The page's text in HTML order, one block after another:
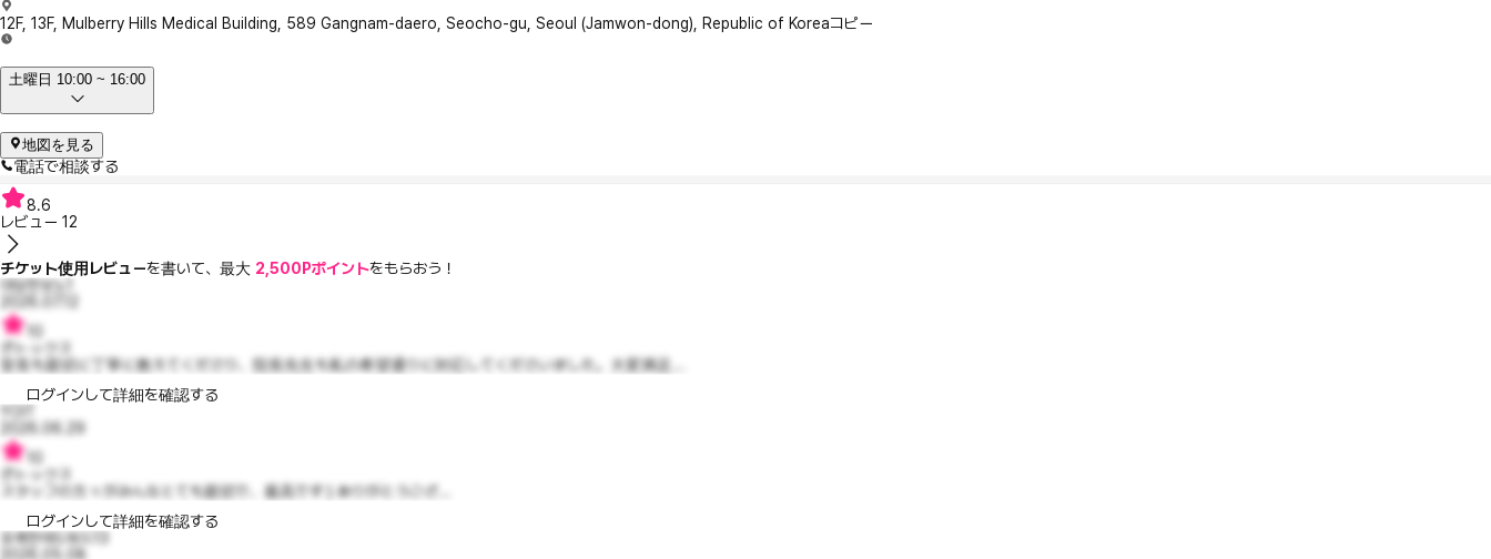
12F, 13F, Mulberry Hills Medical Building, 589 Gangnam-daero, Seocho-gu, Seoul (Jamwon-dong), Republic of Koreaコピー
土曜日 10:00 ~ 16:00
地図を見る
電話で相談する
8.6
レビュー 12
チケット使用レビューを書いて、最大 2,500Pポイントをもらおう！
대담한보노1
2026.07.12
10
ボトックス
室長も親切に丁寧に教えてくださり、院長先生も私の希望通りに対応してくださいました。大変満足...
ログインして詳細を確認する
2026.06.29
10
ボトックス
スタッフの方々がみんなとても親切で、最高です:) ありがとうござ...
ログインして詳細を確認する
유쾌한애드워드13
2026.05.08